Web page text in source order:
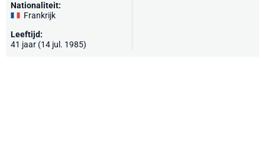
Nationaliteit:
Frankrijk
Leeftijd:
41 jaar (14 jul. 1985)